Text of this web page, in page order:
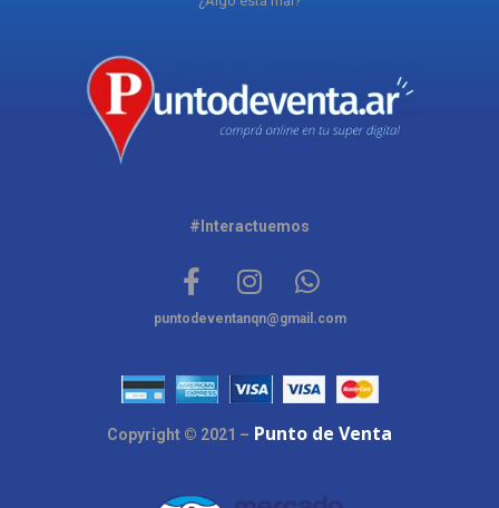
#Interactuemos
puntodeventanqn@gmail.com
Copyright © 2021 – Punto de Venta